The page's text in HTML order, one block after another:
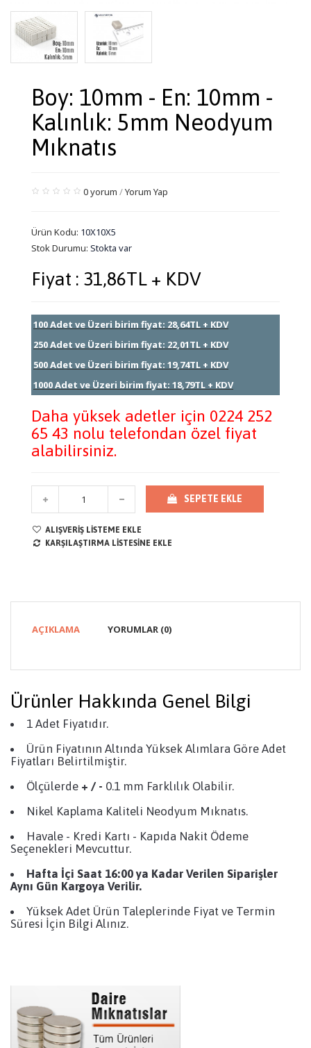
Boy: 10mm - En: 10mm -
Kalınlık: 5mm Neodyum
Mıknatıs
0 yorum /Yorum Yap
Ürün Kodu: 10X10X5
Stok Durumu: Stokta var
Fiyat : 31,86TL + KDV
100 Adet ve Üzeri birim fiyat: 28,64TL + KDV
250 Adet ve Üzeri birim fiyat: 22,01TL + KDV
500 Adet ve Üzeri birim fiyat: 19,74TL + KDV
1000 Adet ve Üzeri birim fiyat: 18,79TL + KDV
Daha yüksek adetler için 0224 252
65 43 nolu telefondan özel fiyat
alabilirsiniz.
SEPETE EKLE
ALIŞVERIŞ LISTEME EKLE
KARŞILAŞTIRMA LISTESINE EKLE
AÇIKLAMA YORUMLAR (0)
Ürünler Hakkında Genel Bilgi
1 Adet Fiyatıdır.
Ürün Fiyatının Altında Yüksek Alımlara Göre Adet
Fiyatları Belirtilmiştir.
Ölçülerde + / - 0.1 mm Farklılık Olabilir.
Nikel Kaplama Kaliteli Neodyum Mıknatıs.
Havale - Kredi Kartı - Kapıda Nakit Ödeme
Seçenekleri Mevcuttur.
Hafta İçi Saat 16:00 ya Kadar Verilen Siparişler
Aynı Gün Kargoya Verilir.
Yüksek Adet Ürün Taleplerinde Fiyat ve Termin
Süresi İçin Bilgi Alınız.